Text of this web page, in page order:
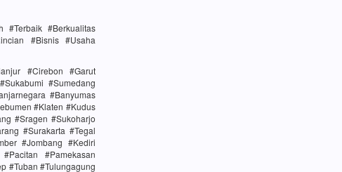
#Terbaik #Berkualitas
#Bisnis #Usaha
#Cirebon #Garut
#Sumedang
#Banyumas
#Klaten #Kudus
#Sragen #Sukoharjo
#Surakarta #Tegal
#Jombang #Kediri
#Pamekasan
#Tuban #Tulungagung